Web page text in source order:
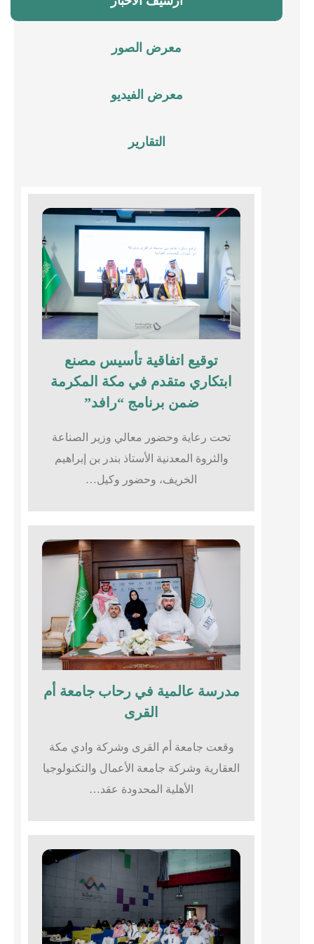
معرض الصور
معرض الفيديو
التقارير
توقيع اتفاقية تأسيس مصنع
ابتكاري متقدم في مكة المكرمة
ضمن برنامج “رافد”
تحت رعاية وحضور معالي وزير الصناعة
والثروة المعدنية الأستاذ بندر بن إبراهيم
الخريف، وحضور وكيل…
مدرسة عالمية في رحاب جامعة أم
القرى​
وقعت جامعة أم القرى وشركة وادي مكة
العقارية وشركة جامعة الأعمال والتكنولوجيا
الأهلية المحدودة عقد…